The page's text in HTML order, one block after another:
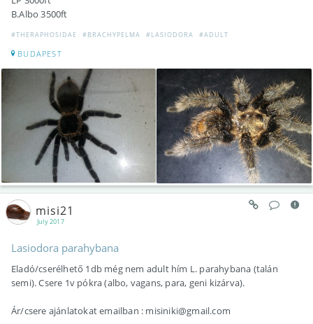
B.Albo 3500ft
#THERAPHOSIDAE #BRACHYPELMA #LASIODORA #ADULT
BUDAPEST
July 2017
misi21
Lasiodora parahybana
Eladó/cserélhető 1db még nem adult hím L. parahybana (talán
semi). Csere 1v pókra (albo, vagans, para, geni kizárva).
Ár/csere ajánlatokat emailban : misiniki@gmail.com